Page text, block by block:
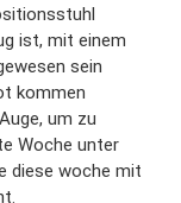
ist, mit einem
sein
kommen
um zu
Woche unter
diese woche mit